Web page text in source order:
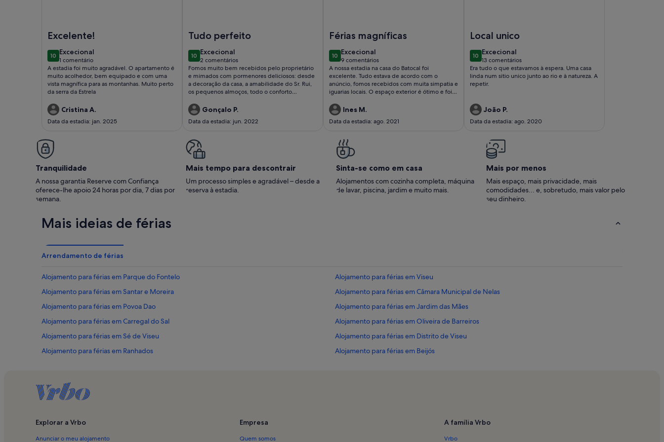
Excelente!
1010 de 10
Excecional
excecional
1 comentário
(1
comentário)
A estadia foi muito agradável. O apartamento é
muito acolhedor, bem equipado e com uma
vista magnífica para as montanhas. Muito perto
da serra da Estrela
Cristina A.
Data da estadia: jan. 2025
Tudo perfeito
1010 de 10
Excecional
excecional
2 comentários
(2
comentários)
Fomos muito bem recebidos pelo proprietário
e mimados com pormenores deliciosos: desde
a decoração da casa, a amabilidade do Sr. Rui,
os pequenos almoços, todo o conforto
recomendamos.
Gonçalo P.
Data da estadia: jun. 2022
Férias magníficas
1010 de 10
Excecional
excecional
9 comentários
(9
comentários)
A nossa estadia na casa do Batocal foi
excelente. Tudo estava de acordo com o
anúncio, fomos recebidos com muita simpatia e
iguarias locais. O espaço exterior é ótimo e foi
usámos o forno a lenha, o barbeque e
usufruímos da ótima piscina. Uns dias bem
passados, recomendamos!!
Ines M.
Data da estadia: ago. 2021
Local unico
1010 de 10
Excecional
excecional
13 comentários
(13
comentários)
Era tudo o que estavamos à espera. Uma casa
linda num sitio unico junto ao rio e à natureza. A
repetir.
João P.
Data da estadia: ago. 2020
Tranquilidade
A nossa garantia Reserve com Confiança
oferece-lhe apoio 24 horas por dia, 7 dias por
semana.
Mais tempo para descontrair
Um processo simples e agradável – desde a
reserva à estadia.
Sinta-se como em casa
Alojamentos com cozinha completa, máquina
de lavar, piscina, jardim e muito mais.
Mais por menos
Mais espaço, mais privacidade, mais
comodidades... e, sobretudo, mais valor pelo
seu dinheiro.
Mais ideias de férias
Arrendamento de férias
Alojamento para férias em Parque do Fontelo
Alojamento para férias em Viseu
Alojamento para férias em Santar e Moreira
Alojamento para férias em Câmara Municipal de Nelas
Alojamento para férias em Povoa Dao
Alojamento para férias em Jardim das Mães
Alojamento para férias em Carregal do Sal
Alojamento para férias em Oliveira de Barreiros
Alojamento para férias em Sé de Viseu
Alojamento para férias em Distrito de Viseu
Alojamento para férias em Ranhados
Alojamento para férias em Beijós
Alojamento para férias em Município de Mangualde
Alojamento para férias em Museu Terra de Besteiros
Alojamento para férias em Capela de Nossa Senhora do Campo
Alojamento para férias em Canas de Senhorim
Alojamento para férias em Nelas
Explorar a Vrbo
Anunciar o meu alojamento
Empresa
Quem somos
A família Vrbo
Vrbo